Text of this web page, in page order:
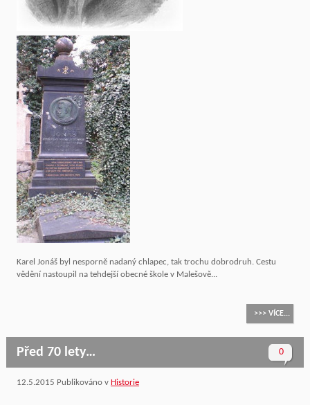
Karel Jonáš byl nesporně nadaný chlapec, tak trochu dobrodruh. Cestu
vědění nastoupil na tehdejší obecné škole v Malešově...
>>> VÍCE...
0
Před 70 lety…
12.5.2015 Publikováno v Historie